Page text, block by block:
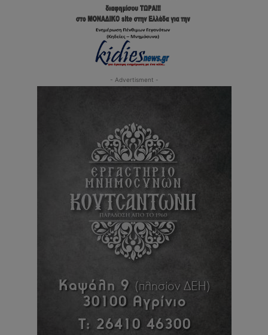
- Advertisment -